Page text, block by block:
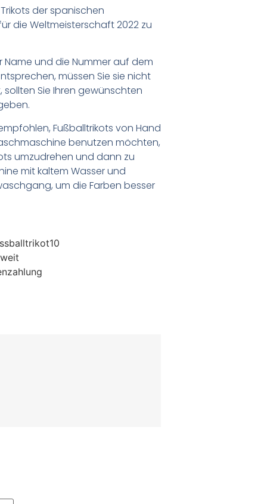
der spanischen
die Weltmeisterschaft 2022 zu
Name und die Nummer auf dem
müssen Sie sie nicht
Sie Ihren gewünschten
Fußballtrikots von Hand
benutzen möchten,
umzudrehen und dann zu
mit kaltem Wasser und
um die Farben besser